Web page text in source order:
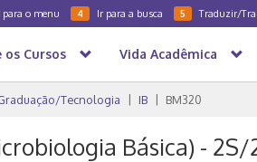
para o menu 4 Ir para a busca 5 Traduzir/
os Cursos Vida Acadêmica
Tecnologia IB BM320
Básica) - 2S/